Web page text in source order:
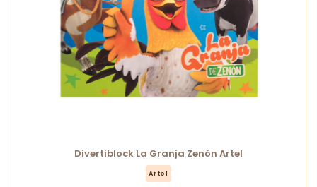
Divertiblock La Granja Zenón Artel
Artel